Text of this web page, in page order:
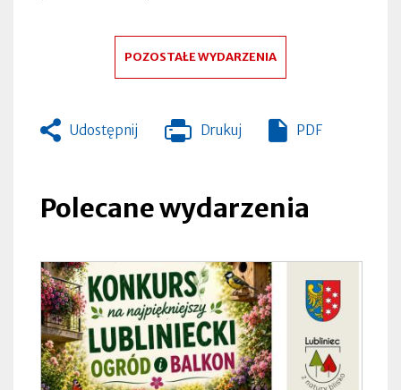
POZOSTAŁE WYDARZENIA
Udostępnij Drukuj
Otworzy
zakładce
PDF
Polecane wydarzenia